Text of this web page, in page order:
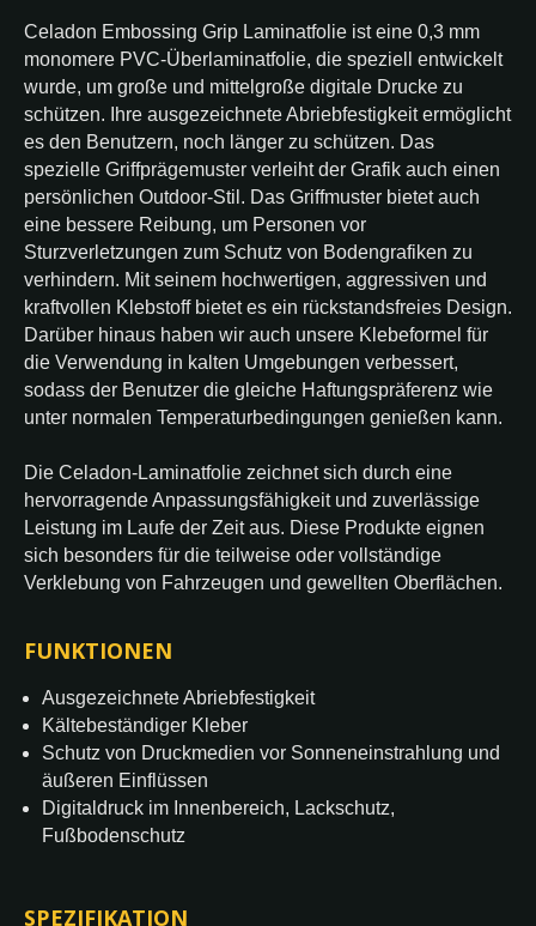
Celadon Embossing Grip Laminatfolie ist eine 0,3 mm
monomere PVC-Überlaminatfolie, die speziell entwickelt
wurde, um große und mittelgroße digitale Drucke zu
schützen. Ihre ausgezeichnete Abriebfestigkeit ermöglicht
es den Benutzern, noch länger zu schützen. Das
spezielle Griffprägemuster verleiht der Grafik auch einen
persönlichen Outdoor-Stil. Das Griffmuster bietet auch
eine bessere Reibung, um Personen vor
Sturzverletzungen zum Schutz von Bodengrafiken zu
verhindern. Mit seinem hochwertigen, aggressiven und
kraftvollen Klebstoff bietet es ein rückstandsfreies Design.
Darüber hinaus haben wir auch unsere Klebeformel für
die Verwendung in kalten Umgebungen verbessert,
sodass der Benutzer die gleiche Haftungspräferenz wie
unter normalen Temperaturbedingungen genießen kann.
Die Celadon-Laminatfolie zeichnet sich durch eine
hervorragende Anpassungsfähigkeit und zuverlässige
Leistung im Laufe der Zeit aus. Diese Produkte eignen
sich besonders für die teilweise oder vollständige
Verklebung von Fahrzeugen und gewellten Oberflächen.
FUNKTIONEN
Ausgezeichnete Abriebfestigkeit
Kältebeständiger Kleber
Schutz von Druckmedien vor Sonneneinstrahlung und
äußeren Einflüssen
Digitaldruck im Innenbereich, Lackschutz,
Fußbodenschutz
SPEZIFIKATION